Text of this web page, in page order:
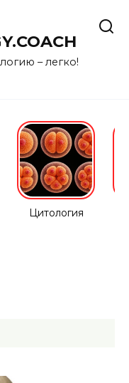
– легко!
Цитология